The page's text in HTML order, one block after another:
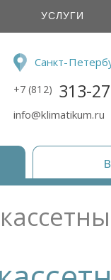
УСЛУГИ
Санкт-
+7 (812) 313-
info@klimatikum.ru